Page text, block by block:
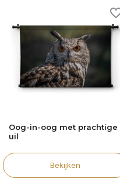
Oog-in-oog met prachtige
uil
Bekijken